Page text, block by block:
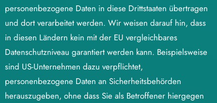
personenbezogene Daten in diese Drittstaaten übertragen
und dort verarbeitet werden. Wir weisen darauf hin, dass
in diesen Ländern kein mit der EU vergleichbares
Datenschutzniveau garantiert werden kann. Beispielsweise
sind US-Unternehmen dazu verpflichtet,
personenbezogene Daten an Sicherheitsbehörden
herauszugeben, ohne dass Sie als Betroffener hiergegen